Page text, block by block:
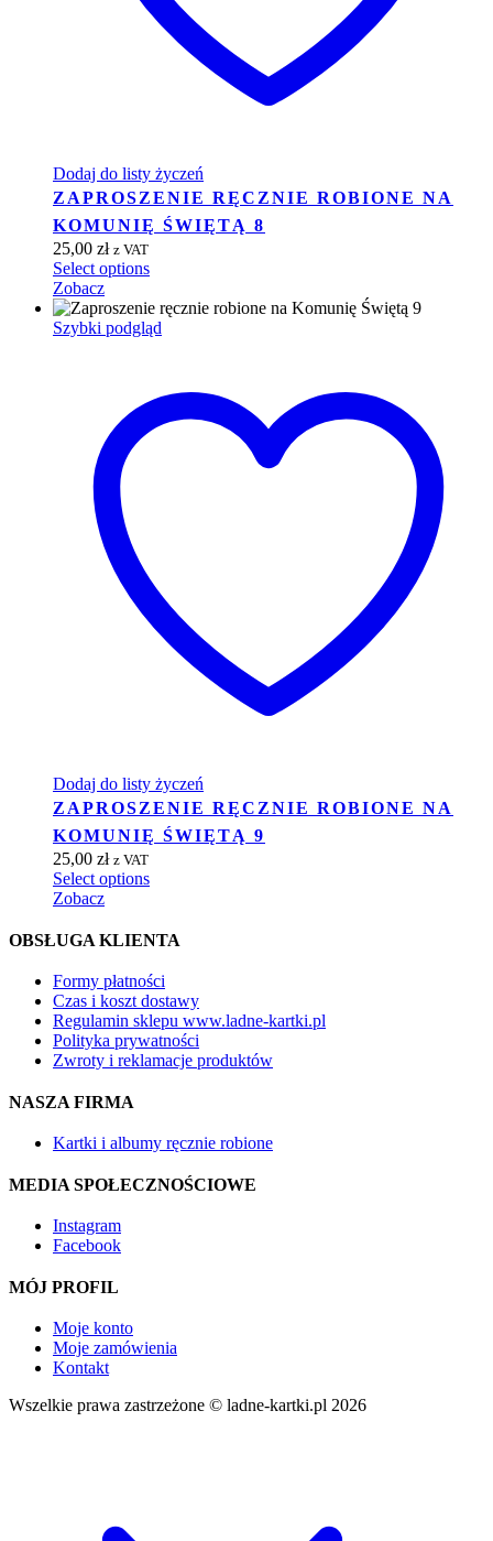
Dodaj do listy życzeń
ZAPROSZENIE RĘCZNIE ROBIONE NA
KOMUNIĘ ŚWIĘTĄ 8
25,00 zł z VAT
Select options
Zobacz
Szybki podgląd
Dodaj do listy życzeń
ZAPROSZENIE RĘCZNIE ROBIONE NA
KOMUNIĘ ŚWIĘTĄ 9
25,00 zł z VAT
Select options
Zobacz
OBSŁUGA KLIENTA
Formy płatności
Czas i koszt dostawy
Regulamin sklepu www.ladne-kartki.pl
Polityka prywatności
Zwroty i reklamacje produktów
NASZA FIRMA
Kartki i albumy ręcznie robione
MEDIA SPOŁECZNOŚCIOWE
Instagram
Facebook
MÓJ PROFIL
Moje konto
Moje zamówienia
Kontakt
Wszelkie prawa zastrzeżone © ladne-kartki.pl 2026